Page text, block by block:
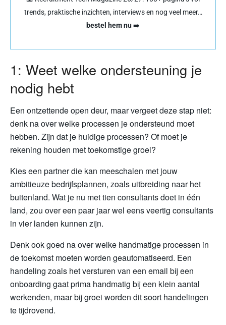
trends, praktische inzichten, interviews en nog veel meer…
bestel hem nu➡️
1: Weet welke ondersteuning je
nodig hebt
Een ontzettende open deur, maar vergeet deze stap niet:
denk na over welke processen je ondersteund moet
hebben. Zijn dat je huidige processen? Of moet je
rekening houden met toekomstige groei?
Kies een partner die kan meeschalen met jouw
ambitieuze bedrijfsplannen, zoals uitbreiding naar het
buitenland. Wat je nu met tien consultants doet in één
land, zou over een paar jaar wel eens veertig consultants
in vier landen kunnen zijn.
Denk ook goed na over welke handmatige processen in
de toekomst moeten worden geautomatiseerd. Een
handeling zoals het versturen van een email bij een
onboarding gaat prima handmatig bij een klein aantal
werkenden, maar bij groei worden dit soort handelingen
te tijdrovend.